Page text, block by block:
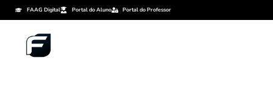
FAAG Digital Portal do Aluno Portal do Professor